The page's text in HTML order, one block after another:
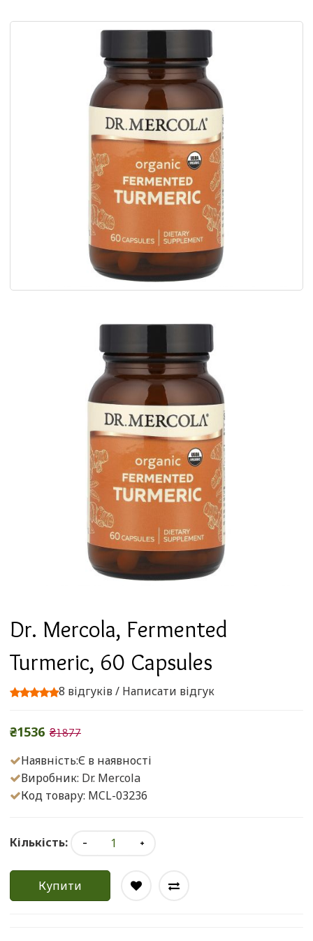
Dr. Mercola, Fermented
Turmeric, 60 Capsules
8 відгуків/ Написати відгук
₴1536 ₴1877
Наявність:Є в наявності
Виробник: Dr. Mercola
Код товару: MCL-03236
Кількість:
Купити